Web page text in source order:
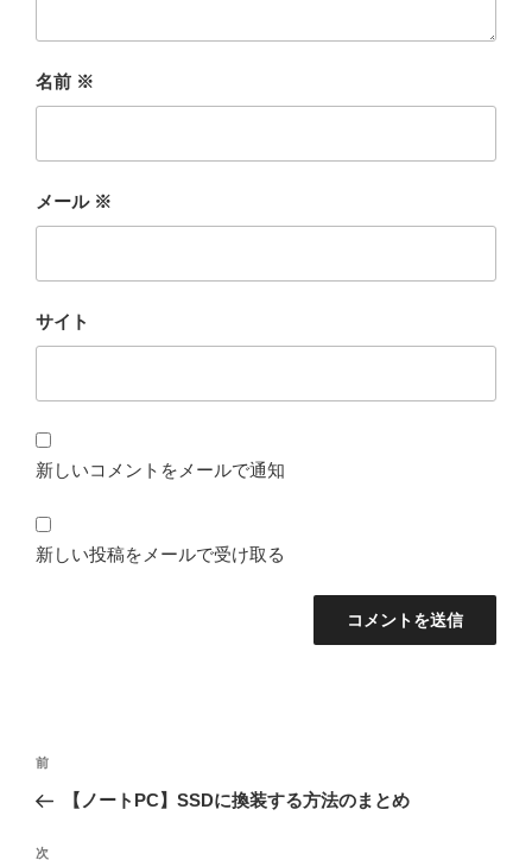
名前 ※
メール ※
サイト
新しいコメントをメールで通知
新しい投稿をメールで受け取る
投
ナ
ビ
前
の
稿
前
【ノートPC】SSDに換装する方法のまとめ
次
次